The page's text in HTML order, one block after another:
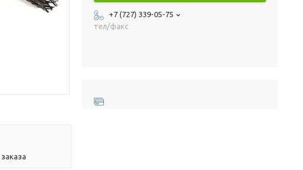
+7 (727) 339-05-75
тел/факс